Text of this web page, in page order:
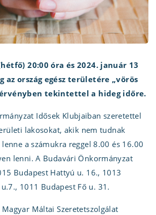
20:00 óra és 2024. január 13
az ország egész területére „vörös
tekintettel a hideg időre.
Idősek Klubjaiban szeretettel
lakosokat, akik nem tudnak
a számukra reggel 8.00 és 16.00
lenni. A Budavári Önkormányzat
Budapest Hattyú u. 16., 1013
1011 Budapest Fő u. 31.
Máltai Szeretetszolgálat